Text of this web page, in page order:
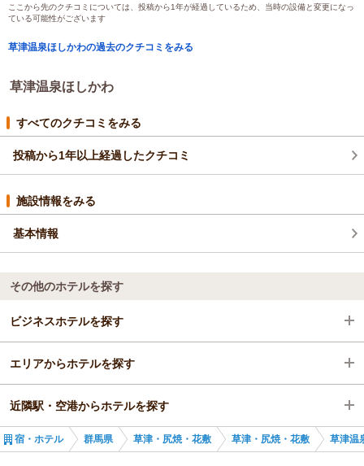
朝食は、森田コーヒーさんへ。これまた近くて「ここ、場所も良
い！」と思いました。
是非また伺いたいです。
子連れにはもう一つ、どうしても荷物が多い事、車と遠いのがあ
ります。宿出口からすぐ駐車場もあり、荷物で苦労することが少
なかったのも良かったです。
ここから先のクチコミについては、投稿から1年が経過しているため、当時の設備と変更になっ
ている可能性がございます
草津温泉ほしかわの過去のクチコミをみる
草津温泉ほしかわ
すべてのクチコミをみる
投稿から1年以上経過したクチコミ
施設情報をみる
基本情報
その他のホテルを探す
ビジネスホテルを探す
群馬県
草津・尻焼・花敷
エリアからホテルを探す
群馬県
草津・尻焼・花敷
近隣駅・空港からホテルを探す
長野原草津口駅
宿・ホテル 群馬県 草津・尻焼・花敷 草津・尻焼・花敷 草津温